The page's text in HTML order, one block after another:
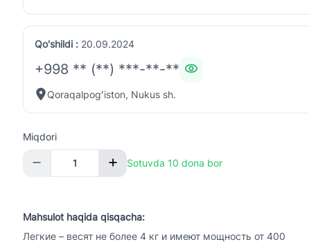
Qo'shildi : 20.09.2024
+998 ** (**) ***-**-**
Qoraqalpogʻiston, Nukus sh.
Miqdori
Sotuvda 10 dona bor
Mahsulot haqida qisqacha:
Легкие – весят не более 4 кг и имеют мощность от 400